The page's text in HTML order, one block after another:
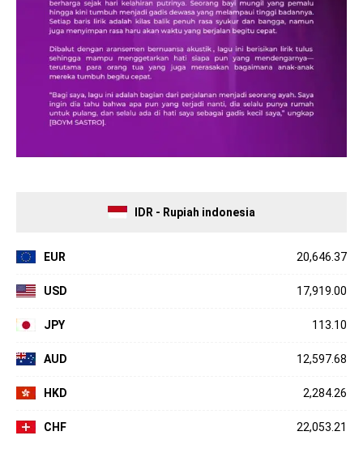
IDR - Rupiah indonesia
EUR 20,646.37
USD 17,919.00
JPY 113.10
AUD 12,597.68
HKD 2,284.26
CHF 22,053.21